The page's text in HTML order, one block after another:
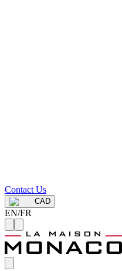
Contact Us
CAD
EN/FR